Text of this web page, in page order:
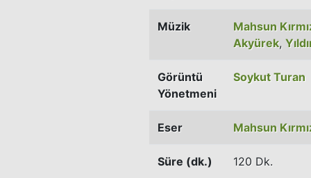
Müzik
Mahsun
Akyürek,
Görüntü
Yönetmeni
Soykut Turan
Eser Mahsun
Süre (dk.) 120 Dk.